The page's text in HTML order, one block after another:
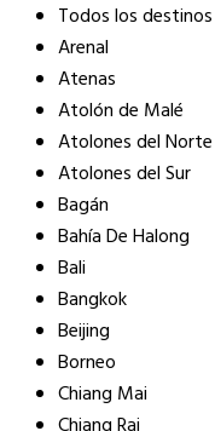
Todos los destinos
Arenal
Atenas
Atolón de Malé
Atolones del Norte
Atolones del Sur
Bagán
Bahía De Halong
Bali
Bangkok
Beijing
Borneo
Chiang Mai